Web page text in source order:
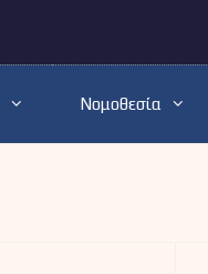
Νομοθεσία